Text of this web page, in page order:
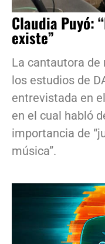
Claudia Puyó:
existe”
La cantautora de
los estudios de
entrevistada en
en el cual habló
importancia de
música”.